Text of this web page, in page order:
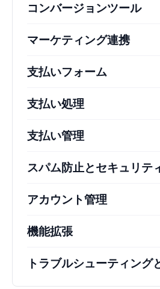
コンバージョンツール
マーケティング連携
支払いフォーム
支払い処理
支払い管理
スパム防止とセキュリテ
アカウント管理
機能拡張
トラブルシューティング